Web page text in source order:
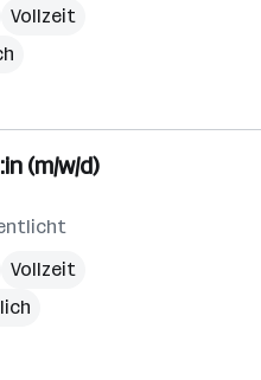
Vollzeit
(m/w/d)
Vollzeit